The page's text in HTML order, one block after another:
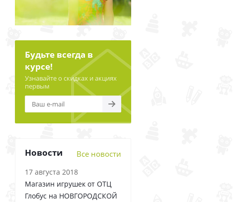
Будьте всегда в
курсе!
Узнавайте о скидках и акциях
первым
Новости Все новости
17 августа 2018
Магазин игрушек от ОТЦ
Глобус на НОВГОРОДСКОЙ